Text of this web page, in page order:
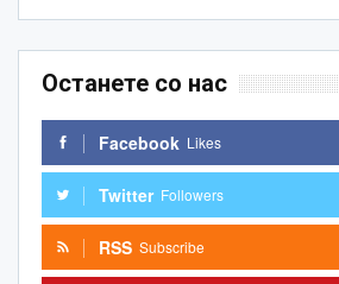
Останете со нас
Facebook Likes
Twitter Followers
RSS Subscribe